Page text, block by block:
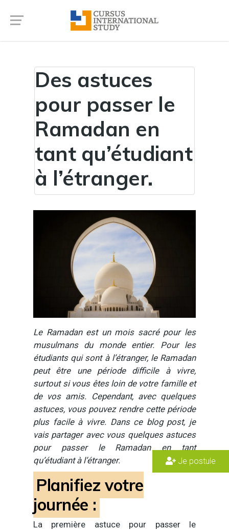
Des astuces
pour passer le
Ramadan en
tant qu’étudiant
à l’étranger.
Le Ramadan est un mois sacré pour les
musulmans du monde entier. Pour les
étudiants qui sont à l’étranger, le Ramadan
peut être une période difficile à vivre,
surtout si vous êtes loin de votre famille et
de vos amis. Cependant, avec quelques
astuces, vous pouvez rendre cette période
plus facile à vivre. Dans ce blog post, je
vais partager avec vous quelques astuces
pour passer le Ramadan en tant
qu’étudiant à l’étranger.
Planifiez votre
journée :
La première astuce pour passer le
Je postule